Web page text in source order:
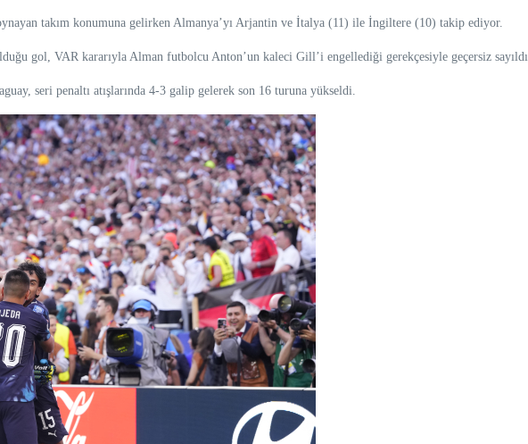
takım konumuna gelirken Almanya’yı Arjantin ve İtalya (11) ile İngiltere (10) takip ediyor.
gol, VAR kararıyla Alman futbolcu Anton’un kaleci Gill’i engellediği gerekçesiyle geçersiz sayıldı.
seri penaltı atışlarında 4-3 galip gelerek son 16 turuna yükseldi.